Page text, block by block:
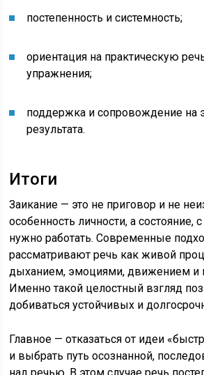
постепенность и системность;
ориентация на практическую
упражнения;
поддержка и сопровождение на
результата.
Итоги
Заикание — это не приговор и не
особенность личности, а
нужно работать. Современные
рассматривают речь как живой
дыханием, эмоциями, движением
Именно такой целостный взгляд
добиваться устойчивых и
Главное — отказаться от идеи
и выбрать путь осознанной,